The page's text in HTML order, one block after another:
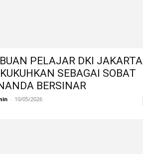
PELAJAR DKI JAKARTA
SEBAGAI SOBAT
BERSINAR
- 10/05/2026